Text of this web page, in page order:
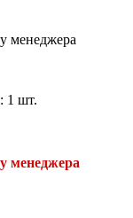
менеджера
1 шт.
менеджера